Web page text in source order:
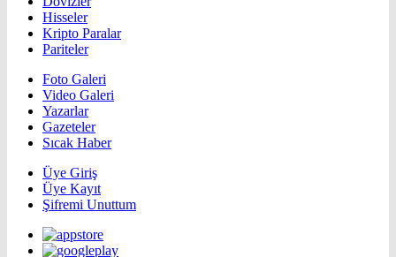
Hisseler
Kripto Paralar
Pariteler
Foto Galeri
Video Galeri
Yazarlar
Gazeteler
Sıcak Haber
Üye Giriş
Üye Kayıt
Şifremi Unuttum